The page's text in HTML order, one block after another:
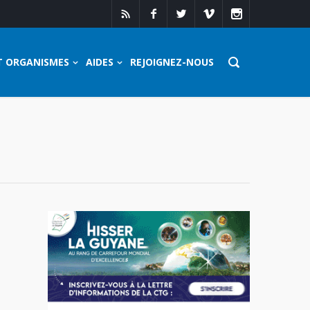
ORGANISMES AIDES REJOIGNEZ-NOUS